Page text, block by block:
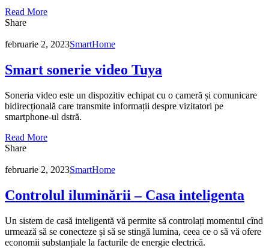
Read More
Share
februarie 2, 2023SmartHome
Smart sonerie video Tuya
Soneria video este un dispozitiv echipat cu o cameră și comunicare
bidirecțională care transmite informații despre vizitatori pe
smartphone-ul dstră.
Read More
Share
februarie 2, 2023SmartHome
Controlul iluminării – Casa inteligenta
Un sistem de casă inteligentă vă permite să controlați momentul cînd
urmează să se conecteze și să se stingă lumina, ceea ce o să vă ofere
economii substanțiale la facturile de energie electrică.